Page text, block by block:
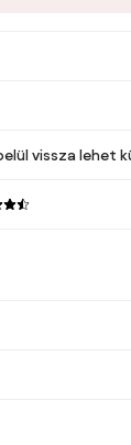
vissza lehet